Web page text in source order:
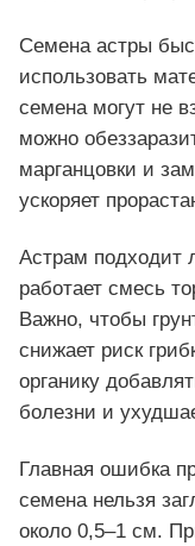
Семена астры
использовать
семена могут не
можно
марганцовки и
ускоряет
Астрам подходит
работает смесь
Важно, чтобы
снижает риск
органику
болезни и
Главная ошибка
семена нельзя
около 0,5–1 см.